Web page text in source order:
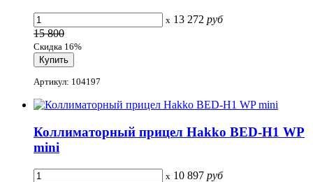
x 13 272 руб
15 800
Скидка 16%
Артикул: 104197
Коллиматорный прицел Hakko BED-H1 WP
mini
x 10 897 руб